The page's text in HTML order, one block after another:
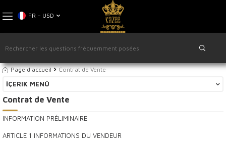
FR − USD
Page d'accueil Contrat de Vente
İÇERIK MENÜ
Contrat de Vente
INFORMATION PRÉLIMINAIRE
ARTICLE 1 INFORMATIONS DU VENDEUR